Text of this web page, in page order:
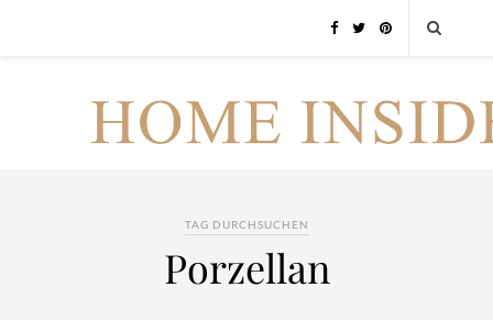
TAG DURCHSUCHEN
Porzellan